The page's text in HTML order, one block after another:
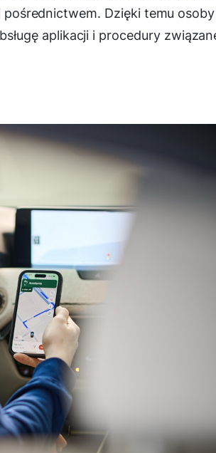
Dzięki temu osoby
aplikacji i procedury